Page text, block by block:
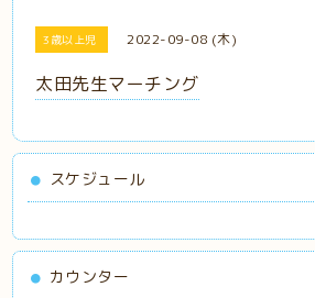
3歳以上児 2022-09-08 (木)
太田先生マーチング
スケジュール
カウンター